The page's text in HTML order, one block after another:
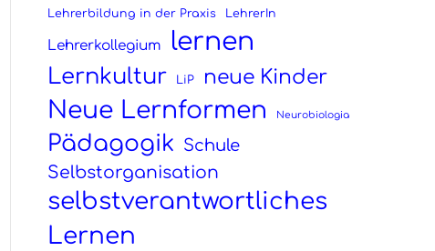
Lehrerbildung in der Praxis LehrerIn
Lehrerkollegium lernen
Lernkultur LiP neue Kinder
Neue Lernformen Neurobiologia
Pädagogik Schule
Selbstorganisation
selbstverantwortliches
Lernen